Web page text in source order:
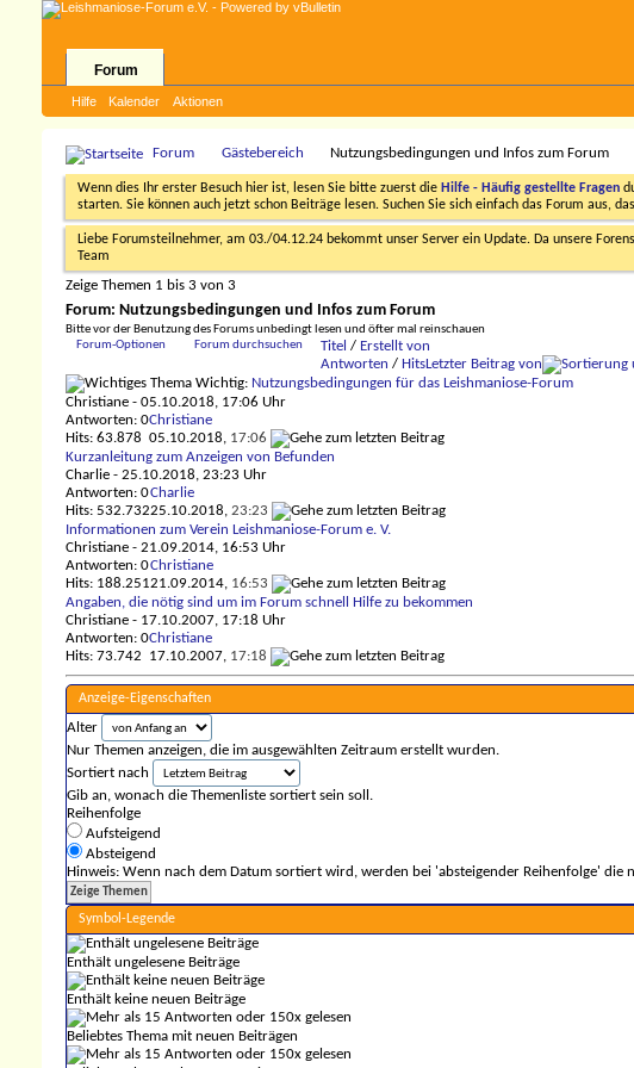
Forum
Hilfe Kalender Aktionen
Forum Gästebereich Nutzungsbedingungen und Infos zum Forum
Wenn dies Ihr erster Besuch hier ist, lesen Sie bitte zuerst die Hilfe - Häufig gestellte Fragen
starten. Sie können auch jetzt schon Beiträge lesen. Suchen Sie sich einfach das Forum aus,
Liebe Forumsteilnehmer, am 03./04.12.24 bekommt unser Server ein Update. Da unsere
Team
Zeige Themen 1 bis 3 von 3
Forum: Nutzungsbedingungen und Infos zum Forum
Bitte vor der Benutzung des Forums unbedingt lesen und öfter mal reinschauen
Forum-Optionen
Forum durchsuchen Titel / Erstellt von
Antworten / HitsLetzter Beitrag von
Wichtig: Nutzungsbedingungen für das Leishmaniose-Forum
Christiane - 05.10.2018, 17:06 Uhr
Antworten: 0
Hits: 63.878
Christiane
05.10.2018, 17:06
Kurzanleitung zum Anzeigen von Befunden
Charlie - 25.10.2018, 23:23 Uhr
Antworten: 0
Hits: 532.732
Charlie
25.10.2018, 23:23
Informationen zum Verein Leishmaniose-Forum e. V.
Christiane - 21.09.2014, 16:53 Uhr
Antworten: 0
Hits: 188.251
Christiane
21.09.2014, 16:53
Angaben, die nötig sind um im Forum schnell Hilfe zu bekommen
Christiane - 17.10.2007, 17:18 Uhr
Antworten: 0
Hits: 73.742
Christiane
17.10.2007, 17:18
Anzeige-Eigenschaften
Alter
Nur Themen anzeigen, die im ausgewählten Zeitraum erstellt wurden.
Sortiert nach
Gib an, wonach die Themenliste sortiert sein soll.
Reihenfolge
Aufsteigend
Absteigend
Hinweis: Wenn nach dem Datum sortiert wird, werden bei 'absteigender Reihenfolge' die
Symbol-Legende
Enthält ungelesene Beiträge
Enthält keine neuen Beiträge
Beliebtes Thema mit neuen Beiträgen